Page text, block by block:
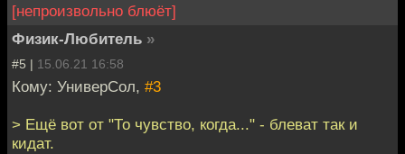
[непроизвольно блюёт]
Физик-Любитель »
#5 | 15.06.21 16:58
Кому: УниверСол, #3
> Ещё вот от "То чувство, когда..." - блеват так и
кидат.